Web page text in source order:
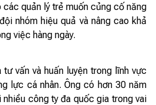
các quản lý trẻ muốn củng cố năng
nhóm hiệu quả và nâng cao khả
việc hàng ngày.
tư vấn và huấn luyện trong lĩnh vực
lực cá nhân. Ông có hơn 30 năm
công ty đa quốc gia trong vai